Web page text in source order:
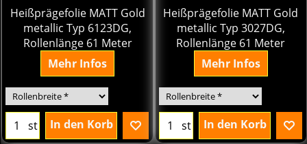
Heißprägefolie MATT Gold
metallic Typ 6123DG,
Rollenlänge 61 Meter
Mehr Infos
st In den Korb
Heißprägefolie MATT Gold
metallic Typ 3027DG,
Rollenlänge 61 Meter
Mehr Infos
st In den Korb